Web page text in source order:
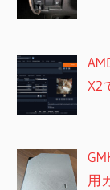
X2
用